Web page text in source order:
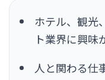
ホテル、観光
ト業界に興味
人と関わる仕